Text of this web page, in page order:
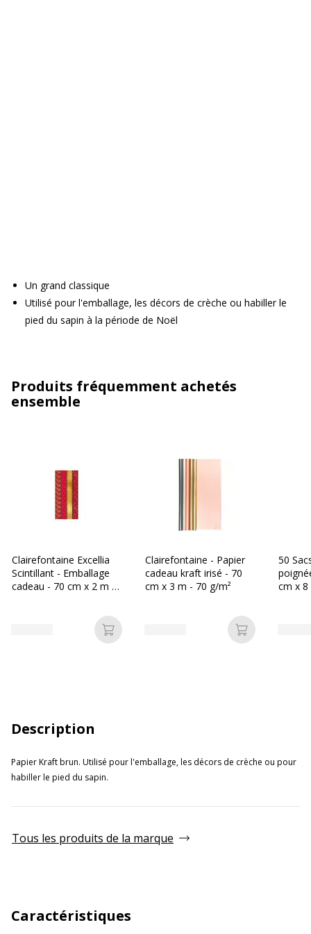
Un grand classique
Utilisé pour l'emballage, les décors de crèche ou habiller le
pied du sapin à la période de Noël
Produits fréquemment achetés
ensemble
Clairefontaine Excellia
Scintillant - Emballage
cadeau - 70 cm x 2 m -
Ajouter au panier
Clairefontaine - Papier
cadeau kraft irisé - 70
cm x 3 m - 70 g/m²
Ajouter au
50
cm x
Description
Papier Kraft brun. Utilisé pour l'emballage, les décors de crèche ou pour
habiller le pied du sapin.
Tous les produits de la marque
Caractéristiques